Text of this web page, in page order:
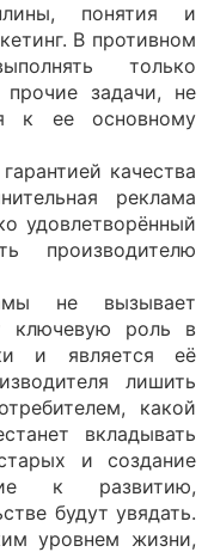
понятия и
В противном
только
прочие задачи, не
к ее основному
качества
реклама
удовлетворённый
производителю
не вызывает
ключевую роль в
и является её
лишить
какой
вкладывать
и создание
к развитию,
будут увядать.
уровнем жизни,